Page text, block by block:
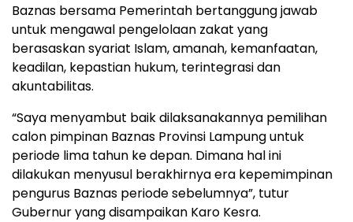
Baznas bersama Pemerintah bertanggung jawab
untuk mengawal pengelolaan zakat yang
berasaskan syariat Islam, amanah, kemanfaatan,
keadilan, kepastian hukum, terintegrasi dan
akuntabilitas.
“Saya menyambut baik dilaksanakannya pemilihan
calon pimpinan Baznas Provinsi Lampung untuk
periode lima tahun ke depan. Dimana hal ini
dilakukan menyusul berakhirnya era kepemimpinan
pengurus Baznas periode sebelumnya”, tutur
Gubernur yang disampaikan Karo Kesra.